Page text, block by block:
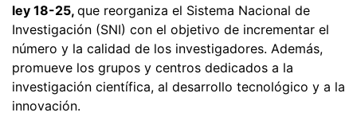
ley 18-25, que reorganiza el Sistema Nacional de
Investigación (SNI) con el objetivo de incrementar el
número y la calidad de los investigadores. Además,
promueve los grupos y centros dedicados a la
investigación científica, al desarrollo tecnológico y a la
innovación.